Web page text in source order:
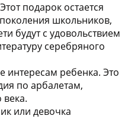
подарок остается
школьников,
будут с удовольствием
серебряного
интересам ребенка. Это
по арбалетам,
или девочка